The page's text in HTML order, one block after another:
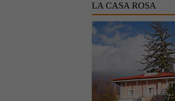
LA CASA ROSA